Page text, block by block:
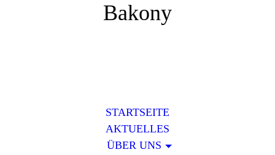
Bakony
STARTSEITE
AKTUELLES
ÜBER UNS